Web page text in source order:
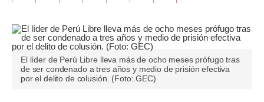
Plus G
Opinión
Editorial
El líder de Perú Libre lleva más de ocho meses prófugo tras
de ser condenado a tres años y medio de prisión efectiva
por el delito de colusión. (Foto: GEC)